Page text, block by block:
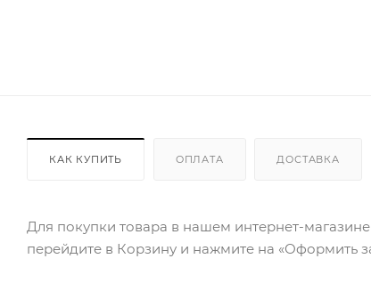
КАК КУПИТЬ ОПЛАТА ДОСТАВКА
Для покупки товара в нашем интернет-
перейдите в Корзину и нажмите на «Оформить